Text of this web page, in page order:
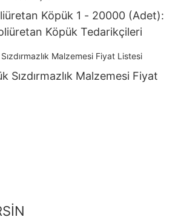
Köpük 1 - 20000 (Adet):
Köpük Tedarikçileri
Sızdırmazlık Malzemesi Fiyat